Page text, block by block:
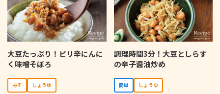
大豆たっぷり！ピリ辛にんに
く味噌そぼろ
みそ しょうゆ
調理時間3分！大豆としらす
の辛子醤油炒め
簡単 しょうゆ